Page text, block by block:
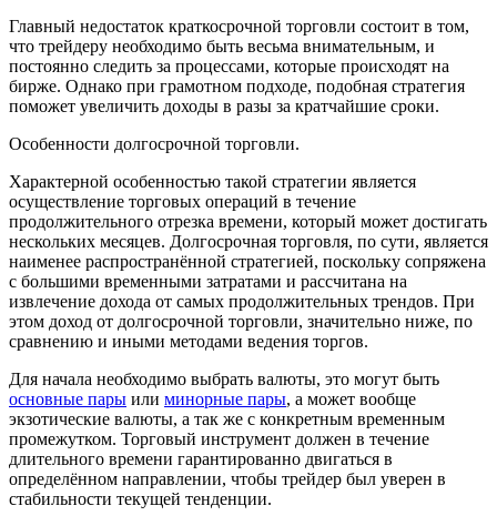
Главный недостаток краткосрочной торговли состоит в том,
что трейдеру необходимо быть весьма внимательным, и
постоянно следить за процессами, которые происходят на
бирже. Однако при грамотном подходе, подобная стратегия
поможет увеличить доходы в разы за кратчайшие сроки.
Особенности долгосрочной торговли.
Характерной особенностью такой стратегии является
осуществление торговых операций в течение
продолжительного отрезка времени, который может достигать
нескольких месяцев. Долгосрочная торговля, по сути, является
наименее распространённой стратегией, поскольку сопряжена
с большими временными затратами и рассчитана на
извлечение дохода от самых продолжительных трендов. При
этом доход от долгосрочной торговли, значительно ниже, по
сравнению и иными методами ведения торгов.
Для начала необходимо выбрать валюты, это могут быть
основные пары или минорные пары, а может вообще
экзотические валюты, а так же с конкретным временным
промежутком. Торговый инструмент должен в течение
длительного времени гарантированно двигаться в
определённом направлении, чтобы трейдер был уверен в
стабильности текущей тенденции.